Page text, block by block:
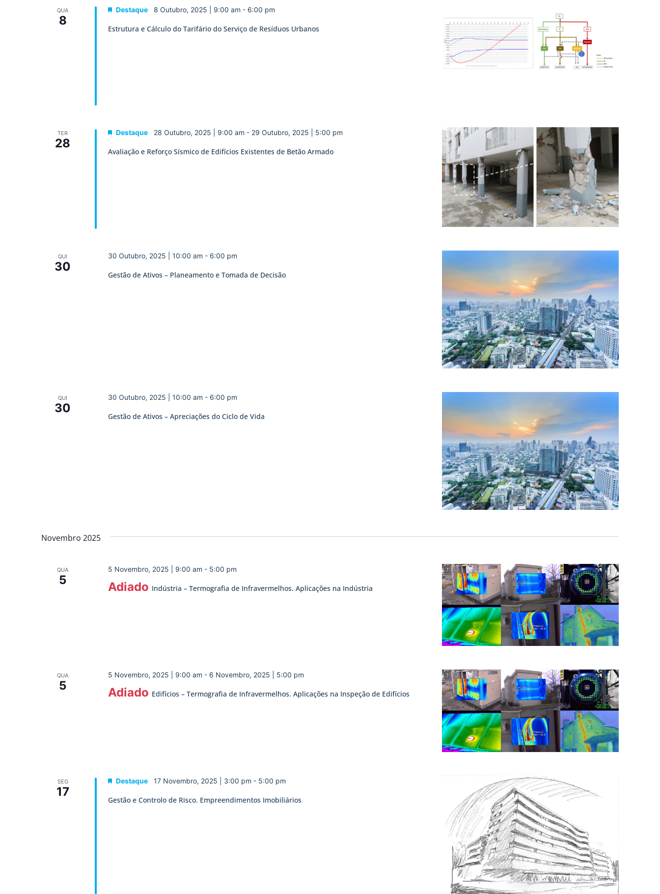
QUA
8
Estrutura e Cálculo do Tarifário do Serviço de Resíduos Urbanos
Destaque 8 Outubro, 2025 | 9:00 am - 6:00 pm
TER
28
Avaliação e Reforço Sísmico de Edifícios Existentes de Betão Armado
Destaque 28 Outubro, 2025 | 9:00 am - 29 Outubro, 2025 | 5:00 pm
QUI
30
Gestão de Ativos – Planeamento e Tomada de Decisão
30 Outubro, 2025 | 10:00 am - 6:00 pm
QUI
30
Gestão de Ativos – Apreciações do Ciclo de Vida
30 Outubro, 2025 | 10:00 am - 6:00 pm
Novembro 2025
QUA
5 Adiado Indústria – Termografia de Infravermelhos. Aplicações na Indústria
5 Novembro, 2025 | 9:00 am - 5:00 pm
QUA
5 Adiado Edifícios – Termografia de Infravermelhos. Aplicações na Inspeção de Edifícios
5 Novembro, 2025 | 9:00 am - 6 Novembro, 2025 | 5:00 pm
SEG
17
Gestão e Controlo de Risco. Empreendimentos Imobiliários
Destaque 17 Novembro, 2025 | 3:00 pm - 5:00 pm